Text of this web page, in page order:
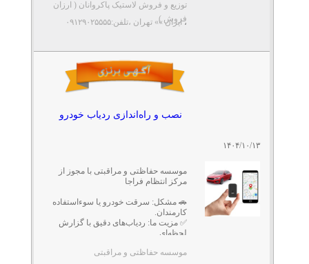
توزیع و فروش لاستیک پاکروانان ( ارزان
فروش )
،ایران »» تهران ،تلفن:۰۹۱۲۹۰۲۵۵۵۵
۱۴۰۴/۱۰/۱۳
نصب و راه‌اندازی ردیاب خودرو
موسسه حفاظتی و مراقبتی با مجوز از
مرکز انتظام فراجا
🚗 مشکل: سرقت خودرو یا سوءاستفاده
کارمندان.
✅ مزیت ما: ردیاب‌های دقیق با گزارش
لحظه‌ای.
مشاوره در امور انتظامی ...
موسسه حفاظتی و مراقبتی